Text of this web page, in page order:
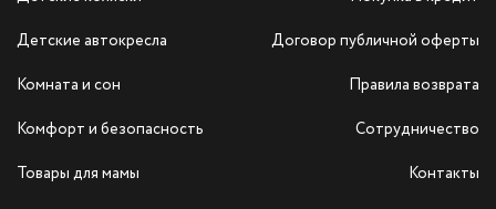
Детские автокресла
Комната и сон
Комфорт и безопасность
Товары для мамы
Договор публичной оферты
Правила возврата
Сотрудничество
Контакты